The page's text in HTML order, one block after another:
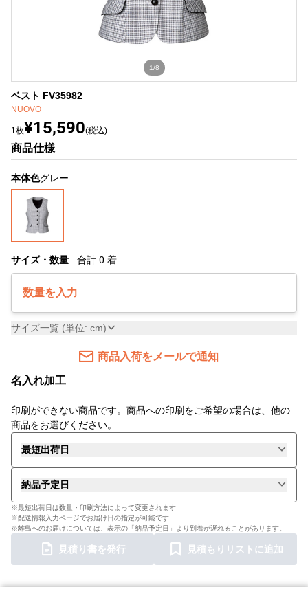
1/8
ベスト FV35982
NUOVO
1枚¥15,590(税込)
商品仕様
本体色グレー
サイズ・数量 合計 0 着
数量を入力
サイズ一覧 (単位: cm)
商品入荷をメールで通知
名入れ加工
印刷ができない商品です。商品への印刷をご希望の場合は、他の
商品をお選びください。
最短出荷日
納品予定日
※最短出荷日は数量・印刷方法によって変更されます
※配送情報入力ページでお届け日の指定が可能です
※離島へのお届けについては、表示の「納品予定日」より到着が遅れることがあります。
見積り書を発行 見積もりリストに追加